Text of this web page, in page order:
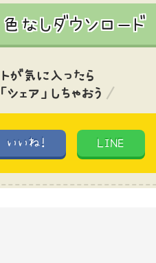
色なしダウンロード
が気に入ったら
ェア」しちゃおう
いいね! LINE